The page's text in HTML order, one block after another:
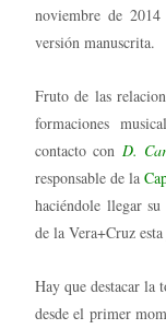
noviembre de
versión manuscrita.
Fruto de las
formaciones
contacto con D.
responsable de la
haciéndole llegar
de la Vera+Cruz
Hay que destacar la
desde el primer